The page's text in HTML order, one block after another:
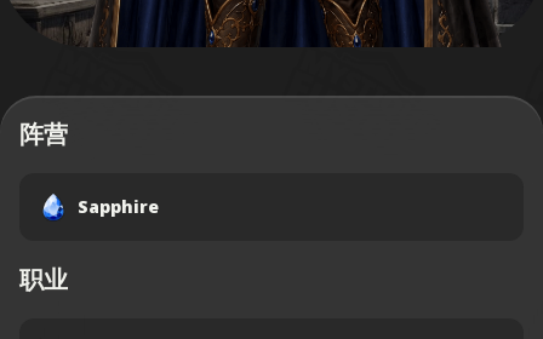
阵营
Sapphire
职业